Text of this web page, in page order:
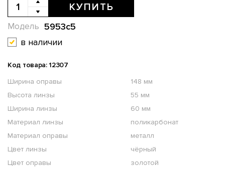
КУПИТЬ
5953c5
Модель
в наличии
Код товара: 12307
Ширина оправы
148 мм
Высота линзы
55 мм
Ширина линзы
60 мм
Материал линзы
поликарбонат
Материал оправы
металл
Цвет линзы
чёрный
Цвет оправы
золотой